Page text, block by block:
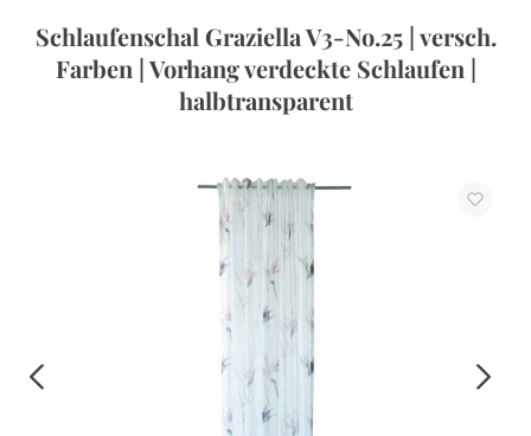
Schlaufenschal Graziella V3-No.25 | versch.
Farben | Vorhang verdeckte Schlaufen |
halbtransparent